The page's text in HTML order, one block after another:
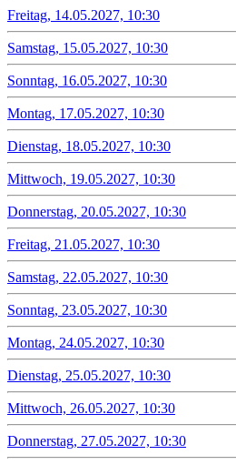
Freitag, 14.05.2027, 10:30
Samstag, 15.05.2027, 10:30
Sonntag, 16.05.2027, 10:30
Montag, 17.05.2027, 10:30
Dienstag, 18.05.2027, 10:30
Mittwoch, 19.05.2027, 10:30
Donnerstag, 20.05.2027, 10:30
Freitag, 21.05.2027, 10:30
Samstag, 22.05.2027, 10:30
Sonntag, 23.05.2027, 10:30
Montag, 24.05.2027, 10:30
Dienstag, 25.05.2027, 10:30
Mittwoch, 26.05.2027, 10:30
Donnerstag, 27.05.2027, 10:30